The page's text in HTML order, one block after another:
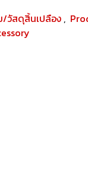
วัสดุสิ้นเปลือง ,